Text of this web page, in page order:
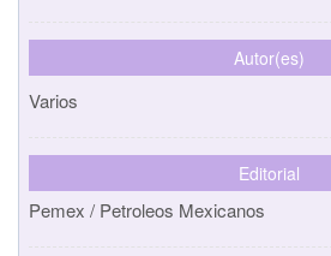
Autor(es)
Varios
Editorial
Pemex / Petroleos Mexicanos